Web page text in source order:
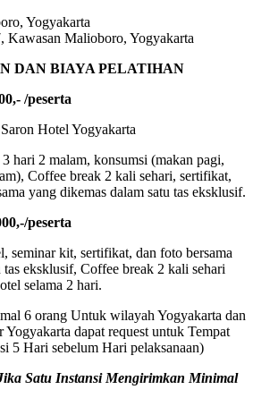
Yogyakarta
Kawasan Malioboro, Yogyakarta
DAN BIAYA PELATIHAN
/peserta
Hotel Yogyakarta
hari 2 malam, konsumsi (makan pagi,
Coffee break 2 kali sehari, sertifikat,
yang dikemas dalam satu tas eksklusif.
peserta
seminar kit, sertifikat, dan foto bersama
tas eksklusif, Coffee break 2 kali sehari
selama 2 hari.
6 orang Untuk wilayah Yogyakarta dan
dapat request untuk Tempat
5 Hari sebelum Hari pelaksanaan)
Satu Instansi Mengirimkan Minimal